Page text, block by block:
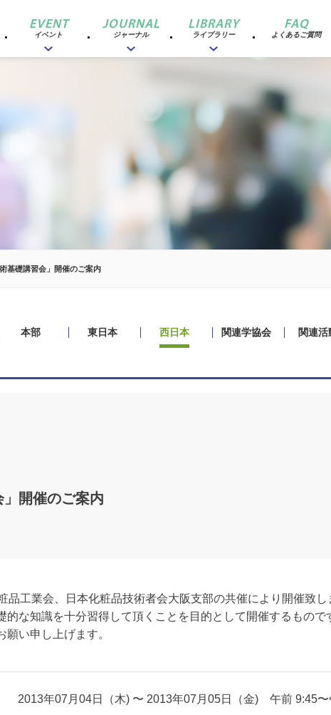
EVENT
イベント
JOURNAL
ジャーナル
LIBRARY
ライブラリー
FAQ
よくあるご質問
基礎講習会」開催のご案内
本部 東日本 西日本 関連学協会 関連活
開催のご案内
品工業会、日本化粧品技術者会大阪支部の共催により開催致
的な知識を十分習得して頂くことを目的として開催するもの
い申し上げます。
2013年07月04日（木) 〜 2013年07月05日（金) 午前 9:45〜